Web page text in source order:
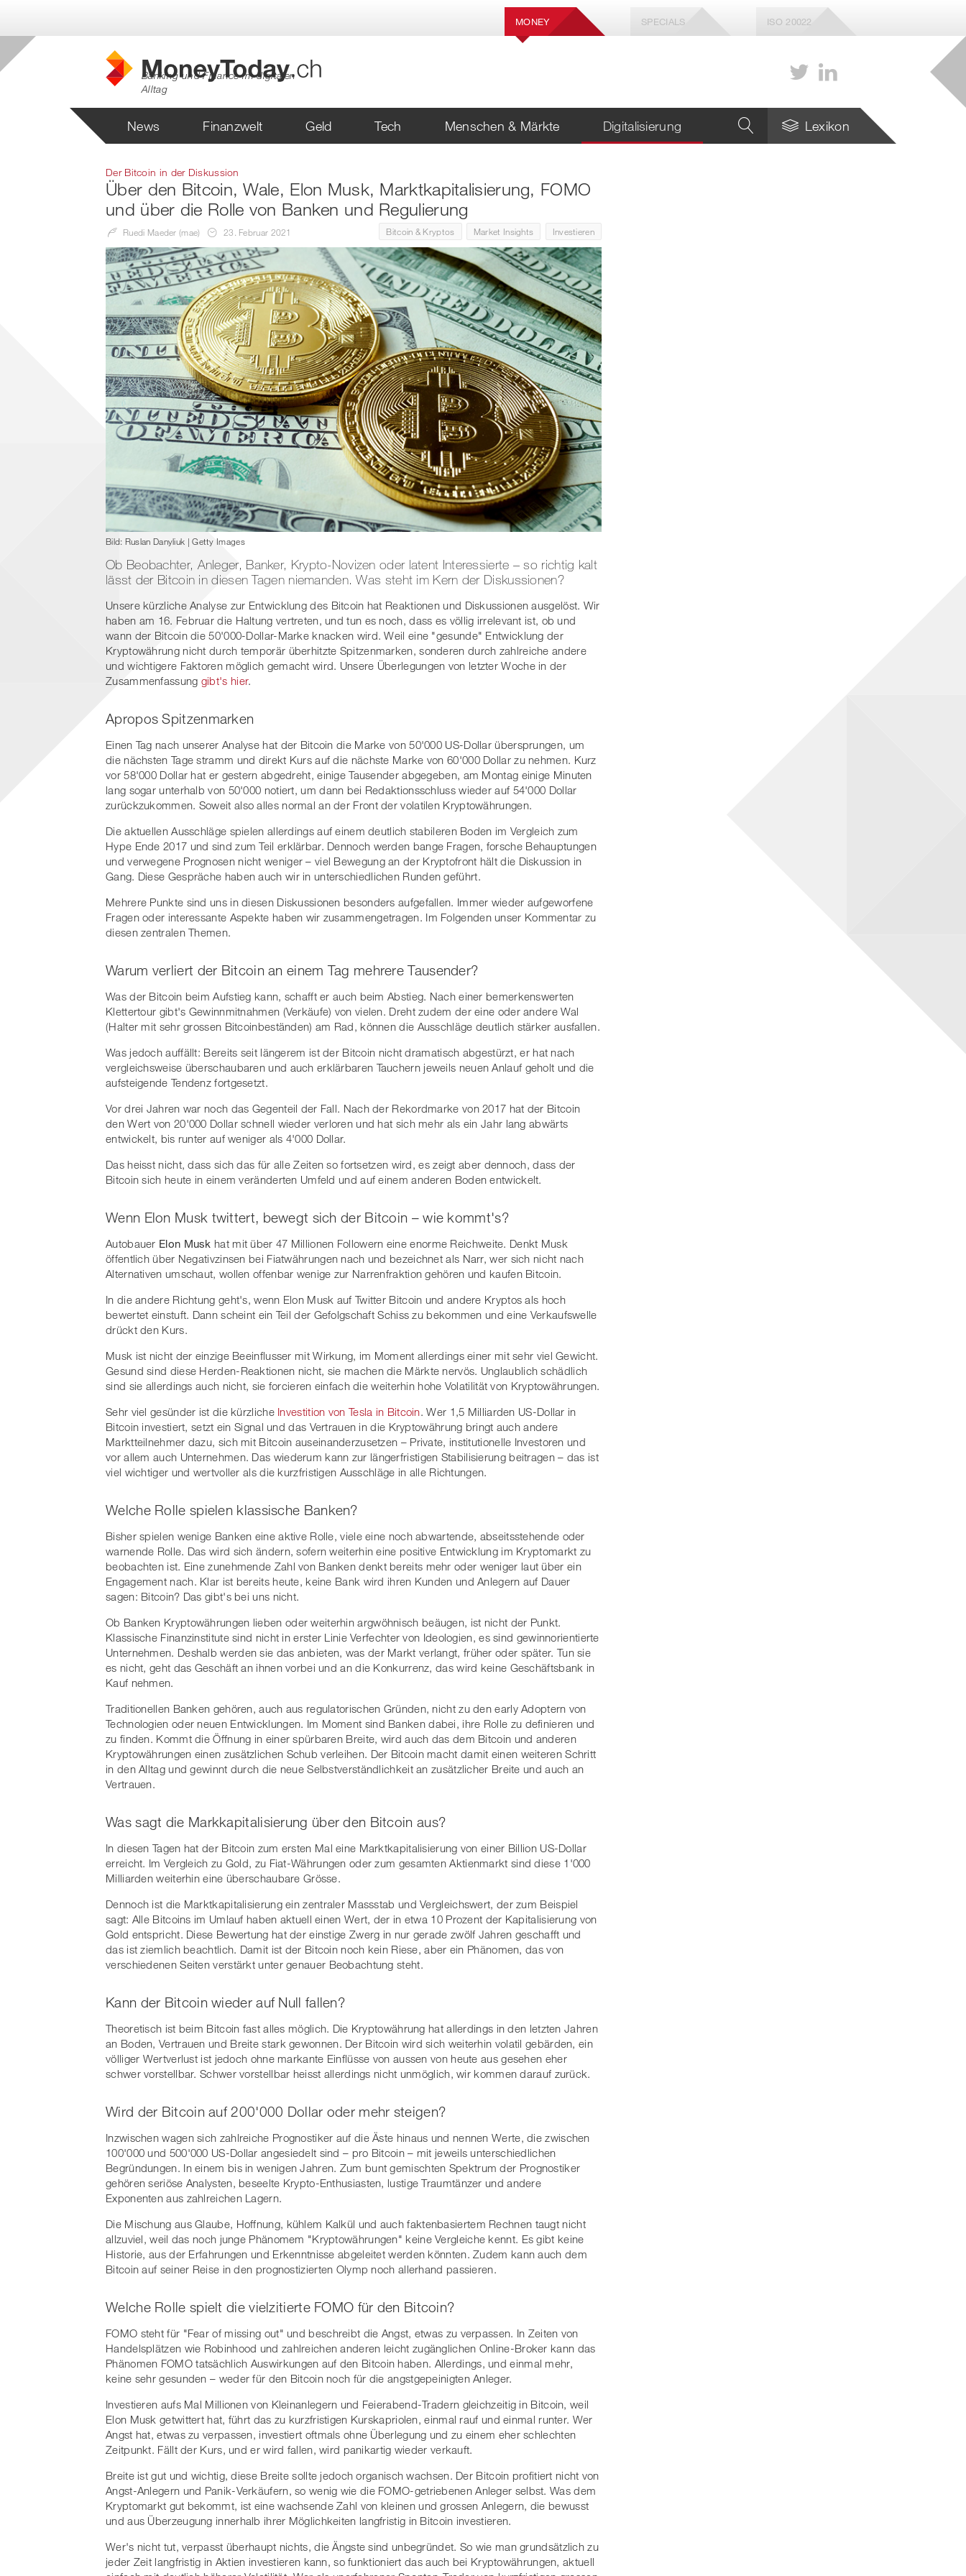
MONEY SPECIALS ISO 20022
Banking und Finance im digitalen
Alltag
News Finanzwelt Geld Tech Menschen & Märkte Digitalisierung Lexikon
Der Bitcoin in der Diskussion
Über den Bitcoin, Wale, Elon Musk, Marktkapitalisierung, FOMO
und über die Rolle von Banken und Regulierung
Ruedi Maeder (mae) 23. Februar 2021 Bitcoin & Kryptos Market Insights Investieren
Bild: Ruslan Danyliuk | Getty Images
Ob Beobachter, Anleger, Banker, Krypto-Novizen oder latent Interessierte – so richtig kalt
lässt der Bitcoin in diesen Tagen niemanden. Was steht im Kern der Diskussionen?
Unsere kürzliche Analyse zur Entwicklung des Bitcoin hat Reaktionen und Diskussionen ausgelöst. Wir
haben am 16. Februar die Haltung vertreten, und tun es noch, dass es völlig irrelevant ist, ob und
wann der Bitcoin die 50'000-Dollar-Marke knacken wird. Weil eine "gesunde" Entwicklung der
Kryptowährung nicht durch temporär überhitzte Spitzenmarken, sonderen durch zahlreiche andere
und wichtigere Faktoren möglich gemacht wird. Unsere Überlegungen von letzter Woche in der
Zusammenfassung gibt's hier.
Apropos Spitzenmarken
Einen Tag nach unserer Analyse hat der Bitcoin die Marke von 50'000 US-Dollar übersprungen, um
die nächsten Tage stramm und direkt Kurs auf die nächste Marke von 60'000 Dollar zu nehmen. Kurz
vor 58'000 Dollar hat er gestern abgedreht, einige Tausender abgegeben, am Montag einige Minuten
lang sogar unterhalb von 50'000 notiert, um dann bei Redaktionsschluss wieder auf 54'000 Dollar
zurückzukommen. Soweit also alles normal an der Front der volatilen Kryptowährungen.
Die aktuellen Ausschläge spielen allerdings auf einem deutlich stabileren Boden im Vergleich zum
Hype Ende 2017 und sind zum Teil erklärbar. Dennoch werden bange Fragen, forsche Behauptungen
und verwegene Prognosen nicht weniger – viel Bewegung an der Kryptofront hält die Diskussion in
Gang. Diese Gespräche haben auch wir in unterschiedlichen Runden geführt.
Mehrere Punkte sind uns in diesen Diskussionen besonders aufgefallen. Immer wieder aufgeworfene
Fragen oder interessante Aspekte haben wir zusammengetragen. Im Folgenden unser Kommentar zu
diesen zentralen Themen.
Warum verliert der Bitcoin an einem Tag mehrere Tausender?
Was der Bitcoin beim Aufstieg kann, schafft er auch beim Abstieg. Nach einer bemerkenswerten
Klettertour gibt's Gewinnmitnahmen (Verkäufe) von vielen. Dreht zudem der eine oder andere Wal
(Halter mit sehr grossen Bitcoinbeständen) am Rad, können die Ausschläge deutlich stärker ausfallen.
Was jedoch auffällt: Bereits seit längerem ist der Bitcoin nicht dramatisch abgestürzt, er hat nach
vergleichsweise überschaubaren und auch erklärbaren Tauchern jeweils neuen Anlauf geholt und die
aufsteigende Tendenz fortgesetzt.
Vor drei Jahren war noch das Gegenteil der Fall. Nach der Rekordmarke von 2017 hat der Bitcoin
den Wert von 20'000 Dollar schnell wieder verloren und hat sich mehr als ein Jahr lang abwärts
entwickelt, bis runter auf weniger als 4'000 Dollar.
Das heisst nicht, dass sich das für alle Zeiten so fortsetzen wird, es zeigt aber dennoch, dass der
Bitcoin sich heute in einem veränderten Umfeld und auf einem anderen Boden entwickelt.
Wenn Elon Musk twittert, bewegt sich der Bitcoin – wie kommt's?
Autobauer Elon Musk hat mit über 47 Millionen Followern eine enorme Reichweite. Denkt Musk
öffentlich über Negativzinsen bei Fiatwährungen nach und bezeichnet als Narr, wer sich nicht nach
Alternativen umschaut, wollen offenbar wenige zur Narrenfraktion gehören und kaufen Bitcoin.
In die andere Richtung geht's, wenn Elon Musk auf Twitter Bitcoin und andere Kryptos als hoch
bewertet einstuft. Dann scheint ein Teil der Gefolgschaft Schiss zu bekommen und eine Verkaufswelle
drückt den Kurs.
Musk ist nicht der einzige Beeinflusser mit Wirkung, im Moment allerdings einer mit sehr viel Gewicht.
Gesund sind diese Herden-Reaktionen nicht, sie machen die Märkte nervös. Unglaublich schädlich
sind sie allerdings auch nicht, sie forcieren einfach die weiterhin hohe Volatilität von Kryptowährungen.
Sehr viel gesünder ist die kürzliche Investition von Tesla in Bitcoin. Wer 1,5 Milliarden US-Dollar in
Bitcoin investiert, setzt ein Signal und das Vertrauen in die Kryptowährung bringt auch andere
Marktteilnehmer dazu, sich mit Bitcoin auseinanderzusetzen – Private, institutionelle Investoren und
vor allem auch Unternehmen. Das wiederum kann zur längerfristigen Stabilisierung beitragen – das ist
viel wichtiger und wertvoller als die kurzfristigen Ausschläge in alle Richtungen.
Welche Rolle spielen klassische Banken?
Bisher spielen wenige Banken eine aktive Rolle, viele eine noch abwartende, abseitsstehende oder
warnende Rolle. Das wird sich ändern, sofern weiterhin eine positive Entwicklung im Kryptomarkt zu
beobachten ist. Eine zunehmende Zahl von Banken denkt bereits mehr oder weniger laut über ein
Engagement nach. Klar ist bereits heute, keine Bank wird ihren Kunden und Anlegern auf Dauer
sagen: Bitcoin? Das gibt's bei uns nicht.
Ob Banken Kryptowährungen lieben oder weiterhin argwöhnisch beäugen, ist nicht der Punkt.
Klassische Finanzinstitute sind nicht in erster Linie Verfechter von Ideologien, es sind gewinnorientierte
Unternehmen. Deshalb werden sie das anbieten, was der Markt verlangt, früher oder später. Tun sie
es nicht, geht das Geschäft an ihnen vorbei und an die Konkurrenz, das wird keine Geschäftsbank in
Kauf nehmen.
Traditionellen Banken gehören, auch aus regulatorischen Gründen, nicht zu den early Adoptern von
Technologien oder neuen Entwicklungen. Im Moment sind Banken dabei, ihre Rolle zu definieren und
zu finden. Kommt die Öffnung in einer spürbaren Breite, wird auch das dem Bitcoin und anderen
Kryptowährungen einen zusätzlichen Schub verleihen. Der Bitcoin macht damit einen weiteren Schritt
in den Alltag und gewinnt durch die neue Selbstverständlichkeit an zusätzlicher Breite und auch an
Vertrauen.
Was sagt die Markkapitalisierung über den Bitcoin aus?
In diesen Tagen hat der Bitcoin zum ersten Mal eine Marktkapitalisierung von einer Billion US-Dollar
erreicht. Im Vergleich zu Gold, zu Fiat-Währungen oder zum gesamten Aktienmarkt sind diese 1'000
Milliarden weiterhin eine überschaubare Grösse.
Dennoch ist die Marktkapitalisierung ein zentraler Massstab und Vergleichswert, der zum Beispiel
sagt: Alle Bitcoins im Umlauf haben aktuell einen Wert, der in etwa 10 Prozent der Kapitalisierung von
Gold entspricht. Diese Bewertung hat der einstige Zwerg in nur gerade zwölf Jahren geschafft und
das ist ziemlich beachtlich. Damit ist der Bitcoin noch kein Riese, aber ein Phänomen, das von
verschiedenen Seiten verstärkt unter genauer Beobachtung steht.
Kann der Bitcoin wieder auf Null fallen?
Theoretisch ist beim Bitcoin fast alles möglich. Die Kryptowährung hat allerdings in den letzten Jahren
an Boden, Vertrauen und Breite stark gewonnen. Der Bitcoin wird sich weiterhin volatil gebärden, ein
völliger Wertverlust ist jedoch ohne markante Einflüsse von aussen von heute aus gesehen eher
schwer vorstellbar. Schwer vorstellbar heisst allerdings nicht unmöglich, wir kommen darauf zurück.
Wird der Bitcoin auf 200'000 Dollar oder mehr steigen?
Inzwischen wagen sich zahlreiche Prognostiker auf die Äste hinaus und nennen Werte, die zwischen
100'000 und 500'000 US-Dollar angesiedelt sind – pro Bitcoin – mit jeweils unterschiedlichen
Begründungen. In einem bis in wenigen Jahren. Zum bunt gemischten Spektrum der Prognostiker
gehören seriöse Analysten, beseelte Krypto-Enthusiasten, lustige Traumtänzer und andere
Exponenten aus zahlreichen Lagern.
Die Mischung aus Glaube, Hoffnung, kühlem Kalkül und auch faktenbasiertem Rechnen taugt nicht
allzuviel, weil das noch junge Phänomem "Kryptowährungen" keine Vergleiche kennt. Es gibt keine
Historie, aus der Erfahrungen und Erkenntnisse abgeleitet werden könnten. Zudem kann auch dem
Bitcoin auf seiner Reise in den prognostizierten Olymp noch allerhand passieren.
Welche Rolle spielt die vielzitierte FOMO für den Bitcoin?
FOMO steht für "Fear of missing out" und beschreibt die Angst, etwas zu verpassen. In Zeiten von
Handelsplätzen wie Robinhood und zahlreichen anderen leicht zugänglichen Online-Broker kann das
Phänomen FOMO tatsächlich Auswirkungen auf den Bitcoin haben. Allerdings, und einmal mehr,
keine sehr gesunden – weder für den Bitcoin noch für die angstgepeinigten Anleger.
Investieren aufs Mal Millionen von Kleinanlegern und Feierabend-Tradern gleichzeitig in Bitcoin, weil
Elon Musk getwittert hat, führt das zu kurzfristigen Kurskapriolen, einmal rauf und einmal runter. Wer
Angst hat, etwas zu verpassen, investiert oftmals ohne Überlegung und zu einem eher schlechten
Zeitpunkt. Fällt der Kurs, und er wird fallen, wird panikartig wieder verkauft.
Breite ist gut und wichtig, diese Breite sollte jedoch organisch wachsen. Der Bitcoin profitiert nicht von
Angst-Anlegern und Panik-Verkäufern, so wenig wie die FOMO-getriebenen Anleger selbst. Was dem
Kryptomarkt gut bekommt, ist eine wachsende Zahl von kleinen und grossen Anlegern, die bewusst
und aus Überzeugung innerhalb ihrer Möglichkeiten langfristig in Bitcoin investieren.
Wer's nicht tut, verpasst überhaupt nichts, die Ängste sind unbegründet. So wie man grundsätzlich zu
jeder Zeit langfristig in Aktien investieren kann, so funktioniert das auch bei Kryptowährungen, aktuell